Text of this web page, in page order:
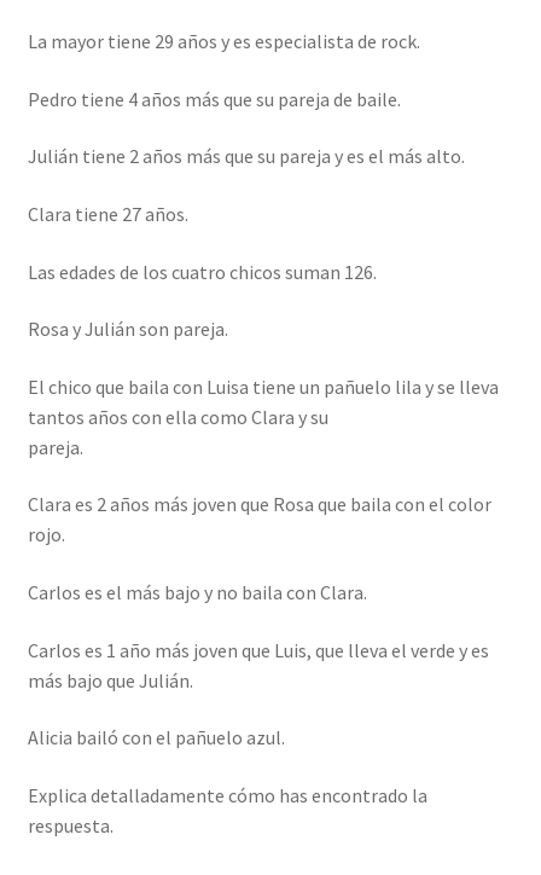
La mayor tiene 29 años y es especialista de rock.
Pedro tiene 4 años más que su pareja de baile.
Julián tiene 2 años más que su pareja y es el más alto.
Clara tiene 27 años.
Las edades de los cuatro chicos suman 126.
Rosa y Julián son pareja.
El chico que baila con Luisa tiene un pañuelo lila y se lleva
tantos años con ella como Clara y su
pareja.
Clara es 2 años más joven que Rosa que baila con el color
rojo.
Carlos es el más bajo y no baila con Clara.
Carlos es 1 año más joven que Luis, que lleva el verde y es
más bajo que Julián.
Alicia bailó con el pañuelo azul.
Explica detalladamente cómo has encontrado la
respuesta.